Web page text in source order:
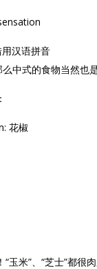
汉语拼音
中式的食物当然也
花椒
玉米”、“芝士”都很肉